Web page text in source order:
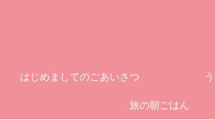
はじめましてのごあいさつ
旅の朝ごはん